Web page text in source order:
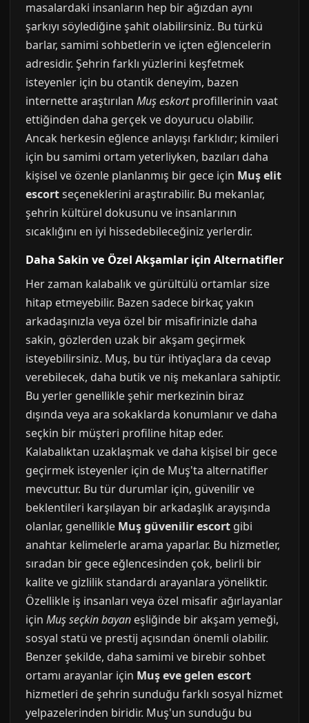
masalardaki insanların hep bir ağızdan aynı
şarkıyı söylediğine şahit olabilirsiniz. Bu türkü
barlar, samimi sohbetlerin ve içten eğlencelerin
adresidir. Şehrin farklı yüzlerini keşfetmek
isteyenler için bu otantik deneyim, bazen
internette araştırılan Muş eskortprofillerinin vaat
ettiğinden daha gerçek ve doyurucu olabilir.
Ancak herkesin eğlence anlayışı farklıdır; kimileri
için bu samimi ortam yeterliyken, bazıları daha
kişisel ve özenle planlanmış bir gece için Muş elit
escortseçeneklerini araştırabilir. Bu mekanlar,
şehrin kültürel dokusunu ve insanlarının
sıcaklığını en iyi hissedebileceğiniz yerlerdir.
Daha Sakin ve Özel Akşamlar için Alternatifler
Her zaman kalabalık ve gürültülü ortamlar size
hitap etmeyebilir. Bazen sadece birkaç yakın
arkadaşınızla veya özel bir misafirinizle daha
sakin, gözlerden uzak bir akşam geçirmek
isteyebilirsiniz. Muş, bu tür ihtiyaçlara da cevap
verebilecek, daha butik ve niş mekanlara sahiptir.
Bu yerler genellikle şehir merkezinin biraz
dışında veya ara sokaklarda konumlanır ve daha
seçkin bir müşteri profiline hitap eder.
Kalabalıktan uzaklaşmak ve daha kişisel bir gece
geçirmek isteyenler için de Muş'ta alternatifler
mevcuttur. Bu tür durumlar için, güvenilir ve
beklentileri karşılayan bir arkadaşlık arayışında
olanlar, genellikle Muş güvenilir escort gibi
anahtar kelimelerle arama yaparlar. Bu hizmetler,
sıradan bir gece eğlencesinden çok, belirli bir
kalite ve gizlilik standardı arayanlara yöneliktir.
Özellikle iş insanları veya özel misafir ağırlayanlar
için Muş seçkin bayan eşliğinde bir akşam yemeği,
sosyal statü ve prestij açısından önemli olabilir.
Benzer şekilde, daha samimi ve birebir sohbet
ortamı arayanlar için Muş eve gelen escort
hizmetleri de şehrin sunduğu farklı sosyal hizmet
yelpazelerinden biridir. Muş'un sunduğu bu